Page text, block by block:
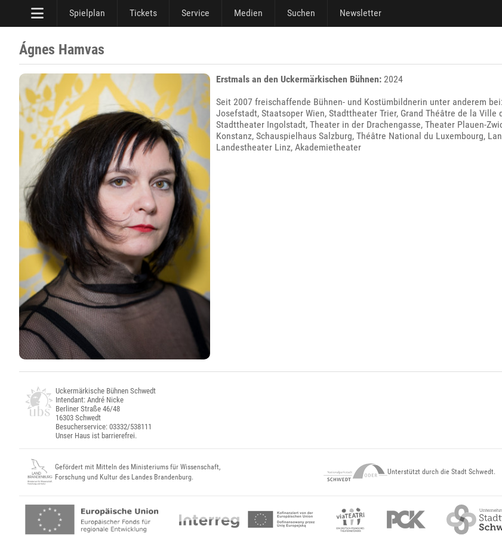
Spielplan Tickets Service Medien Suchen Newsletter
Ágnes Hamvas
Erstmals an den Uckermärkischen Bühnen: 2024
Seit 2007 freischaffende Bühnen- und Kostümbildnerin unter anderem
Josefstadt, Staatsoper Wien, Stadttheater Trier, Grand Théâtre de la Ville
Stadttheater Ingolstadt, Theater in der Drachengasse, Theater Plauen-
Konstanz, Schauspielhaus Salzburg, Théâtre National du Luxembourg,
Landestheater Linz, Akademietheater
Uckermärkische Bühnen Schwedt
Intendant: André Nicke
Berliner Straße 46/48
16303 Schwedt
Besucherservice: 03332/538111
Unser Haus ist barrierefrei.
Gefördert mit Mitteln des Ministeriums für Wissenschaft,
Forschung und Kultur des Landes Brandenburg.
Unterstützt durch die Stadt Schwedt.